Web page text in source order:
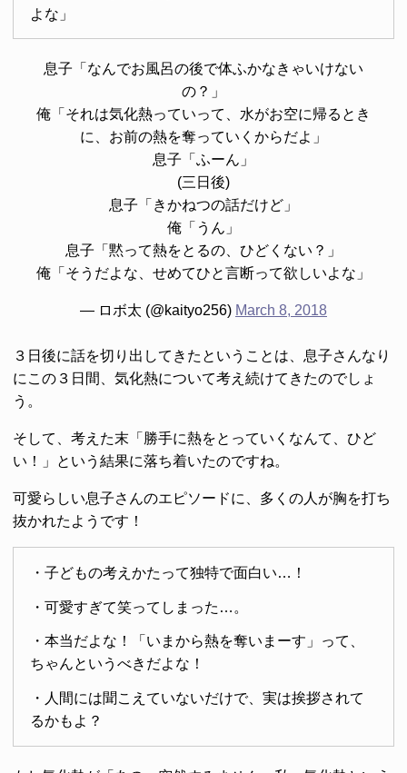
よな」
息子「なんでお風呂の後で体ふかなきゃいけない
の？」
俺「それは気化熱っていって、水がお空に帰るとき
に、お前の熱を奪っていくからだよ」
息子「ふーん」
(三日後)
息子「きかねつの話だけど」
俺「うん」
息子「黙って熱をとるの、ひどくない？」
俺「そうだよな、せめてひと言断って欲しいよな」
— ロボ太 (@kaityo256) March 8, 2018
３日後に話を切り出してきたということは、息子さんなり
にこの３日間、気化熱について考え続けてきたのでしょ
う。
そして、考えた末「勝手に熱をとっていくなんて、ひど
い！」という結果に落ち着いたのですね。
可愛らしい息子さんのエピソードに、多くの人が胸を打ち
抜かれたようです！
・子どもの考えかたって独特で面白い…！
・可愛すぎて笑ってしまった…。
・本当だよな！「いまから熱を奪いまーす」って、
ちゃんというべきだよな！
・人間には聞こえていないだけで、実は挨拶されて
るかもよ？